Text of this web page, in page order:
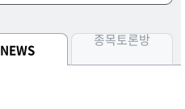
NEWS
종목토론방